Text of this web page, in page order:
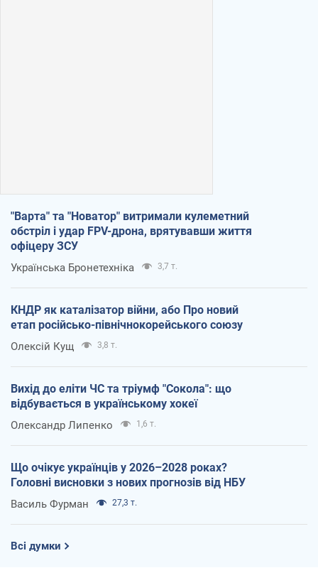
"Варта" та "Новатор" витримали кулеметний
обстріл і удар FPV-дрона, врятувавши життя
офіцеру ЗСУ
Українська Бронетехніка 3,7 т.
КНДР як каталізатор війни, або Про новий
етап російсько-північнокорейського союзу
Олексій Кущ 3,8 т.
Вихід до еліти ЧС та тріумф "Сокола": що
відбувається в українському хокеї
Олександр Липенко 1,6 т.
Що очікує українців у 2026–2028 роках?
Головні висновки з нових прогнозів від НБУ
Василь Фурман 27,3 т.
Всі думки